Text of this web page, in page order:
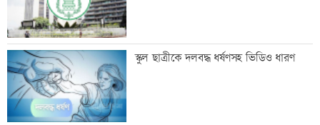
বাঁশখালীতে প্রধানমন্ত্রী
স্কুল ছাত্রীকে দলবদ্ধ ধর্ষণসহ ভিডিও ধারণ